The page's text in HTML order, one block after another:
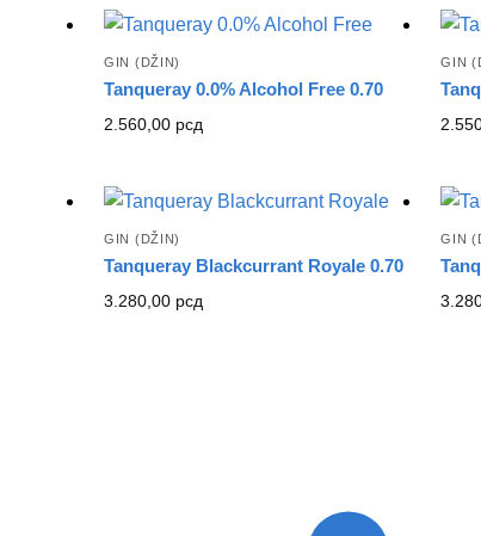
GIN (DŽIN)
Tanqueray 0.0% Alcohol Free 0.70
2.560,00 рсд
GIN
GIN (DŽIN)
Tanqueray Blackcurrant Royale 0.70
3.280,00 рсд
GIN